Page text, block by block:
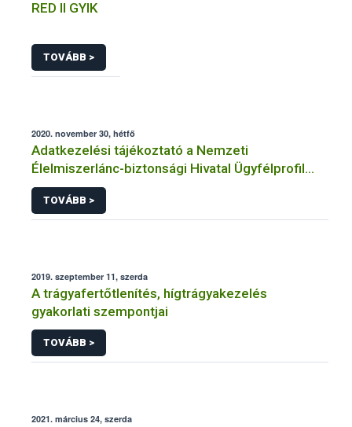
RED II GYIK
TOVÁBB >
2020. november 30, hétfő
Adatkezelési tájékoztató a Nemzeti
Élelmiszerlánc-biztonsági Hivatal Ügyfélprofil
Rendszerben növénytermesztés témakörben
intézhető közhatalmi eljárásaihoz kapcsolódó
adatkezeléséhez
TOVÁBB >
2019. szeptember 11, szerda
A trágyafertőtlenítés, hígtrágyakezelés
gyakorlati szempontjai
TOVÁBB >
2021. március 24, szerda